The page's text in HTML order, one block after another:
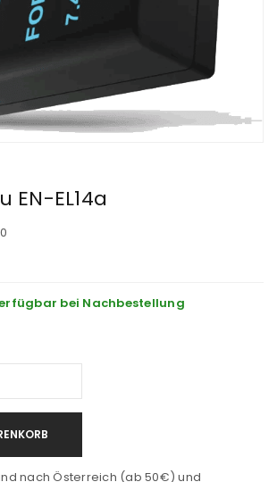
EN-EL14a
bei Nachbestellung
nach Österreich (ab 50€) und